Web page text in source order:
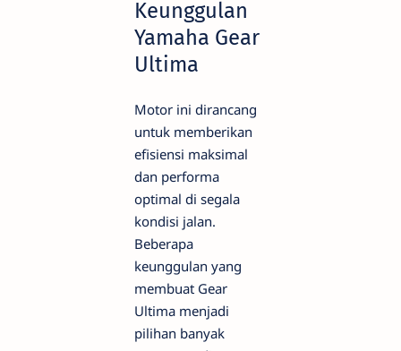
Keunggulan
Yamaha Gear
Ultima
Motor ini dirancang
untuk memberikan
efisiensi maksimal
dan performa
optimal di segala
kondisi jalan.
Beberapa
keunggulan yang
membuat Gear
Ultima menjadi
pilihan banyak